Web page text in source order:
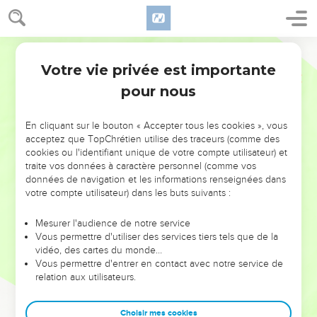
NE MANQUEZ PAS L’ÉVÉNEMENT
DE L’ANNÉE !
ET SI LEURS ERREURS POUVAIENT VOUS ÉVITER LES
VOTRES ?
leur foi ou leur vision. Mais on voit moins les doutes, les erreurs
et les saisons difficiles qu'ils ont traversés, alors même que ce
sont elles qui les ont façonnés.
Dans cette conférence, leaders, entrepreneurs, et responsables
clés pour avancer avec plus de sagesse afin que leurs erreurs
Votre vie privée est importante
pour nous
En cliquant sur le bouton « Accepter tous les cookies », vous
acceptez que TopChrétien utilise des traceurs (comme des
cookies ou l'identifiant unique de votre compte utilisateur) et
traite vos données à caractère personnel (comme vos
données de navigation et les informations renseignées dans
votre compte utilisateur) dans les buts suivants :
Mesurer l'audience de notre service
Vous permettre d'utiliser des services tiers tels que de la
vidéo, des cartes du monde…
Vous permettre d'entrer en contact avec notre service de
relation aux utilisateurs.
Choisir mes cookies